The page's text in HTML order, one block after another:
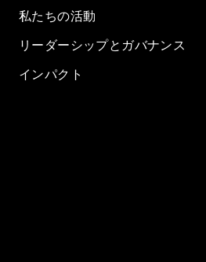
私たちの活動
リーダーシップとガバナンス
インパクト